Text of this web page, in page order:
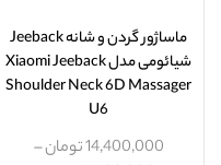
ماساژور گردن و شانه Jeeback
شیائومی مدل Xiaomi Jeeback
Shoulder Neck 6D Massager
U6
14,400,000تومان–